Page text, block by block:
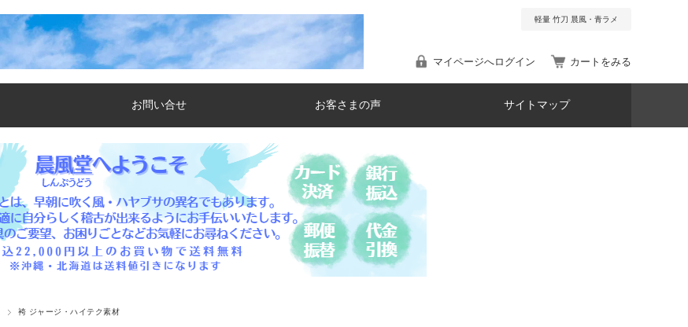
軽量 竹刀 晨風・青ラメ
マイページへログイン カートをみる
お問い合せ お客さまの声 サイトマップ
袴 ジャージ・ハイテク素材